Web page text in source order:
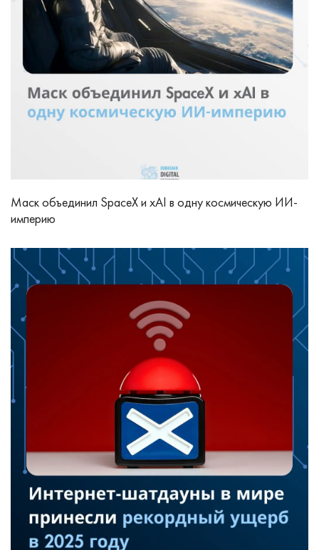
Маск объединил SpaceX и xAI в одну космическую ИИ-
империю